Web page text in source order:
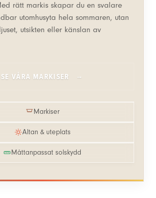
rätt markis skapar du en svalare
utomhusyta hela sommaren, utan
utsikten eller känslan av
SE VÅRA MARKISER
Markiser
Altan & uteplats
Måttanpassat solskydd